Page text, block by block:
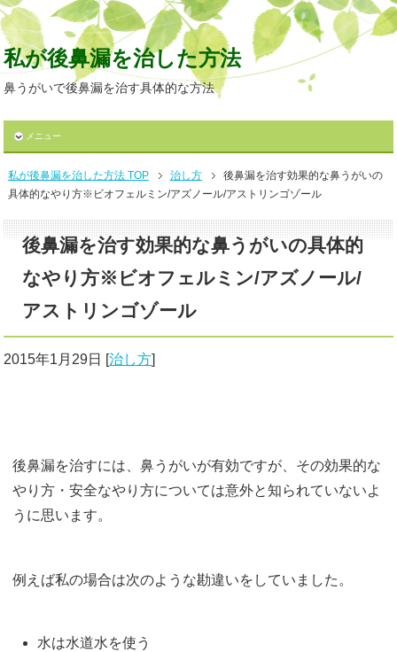
私が後鼻漏を治した方法
鼻うがいで後鼻漏を治す具体的な方法
メニュー
私が後鼻漏を治した方法 TOP 治し方
後鼻漏を治す効果的な鼻うがいの
具体的なやり方※ビオフェルミン/アズノール/アストリンゴゾール
後鼻漏を治す効果的な鼻うがいの具体的
なやり方※ビオフェルミン/アズノール/
アストリンゴゾール
2015年1月29日 [治し方]
後鼻漏を治すには、鼻うがいが有効ですが、その効果的な
やり方・安全なやり方については意外と知られていないよ
うに思います。
例えば私の場合は次のような勘違いをしていました。
水は水道水を使う